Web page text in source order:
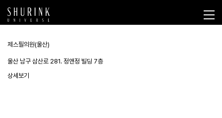
제스필의원(울산)
울산 남구 삼산로 281. 정앤정 빌딩 7층
상세보기